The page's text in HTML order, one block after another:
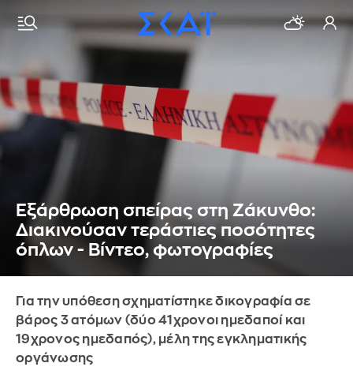
Εξάρθρωση σπείρας στη Ζάκυνθο:
Διακινούσαν τεράστιες ποσότητες
όπλων - Βίντεο, φωτογραφίες
Για την υπόθεση σχηματίστηκε δικογραφία σε
βάρος 3 ατόμων (δύο 41χρονοι ημεδαποί και
19χρονος ημεδαπός), μέλη της εγκληματικής
οργάνωσης